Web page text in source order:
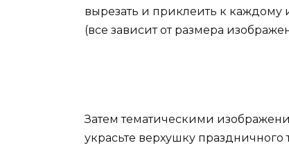
вырезать и приклеить к
(все зависит от размера
Затем тематическими
украсьте верхушку праздничного